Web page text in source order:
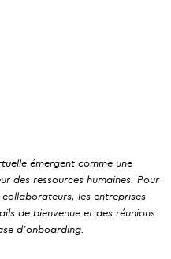
émergent comme une
des ressources humaines. Pour
les entreprises
de bienvenue et des réunions
d'onboarding.